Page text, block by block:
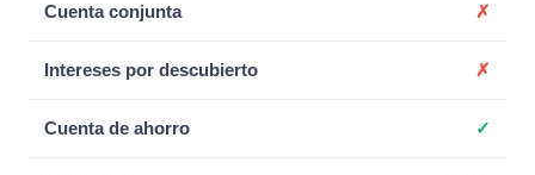
Cuenta conjunta ✗
Intereses por descubierto ✗
Cuenta de ahorro ✓